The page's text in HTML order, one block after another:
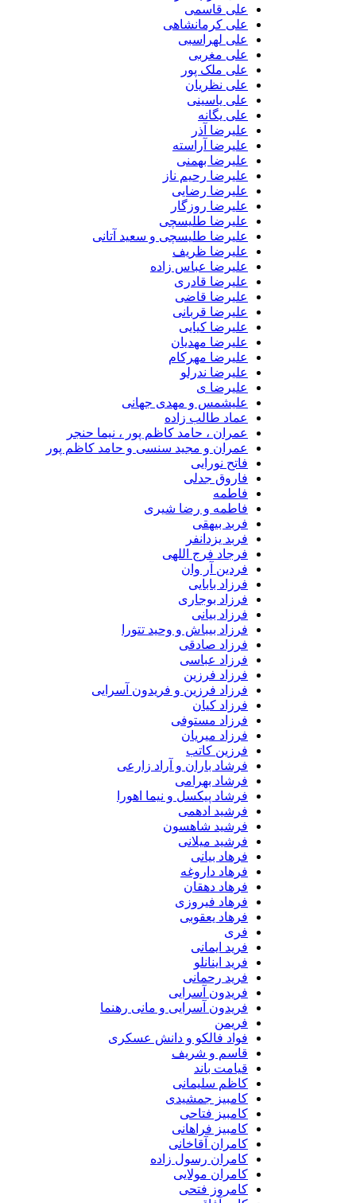
علی قاسمی
علی کرمانشاهی
علی لهراسبی
علی مغربی
علی ملک پور
علی نظریان
علی یاسینی
علی یگانه
علیرضا آذر
علیرضا آراسته
علیرضا بهمنی
علیرضا رحیم ناز
علیرضا رضایی
علیرضا روزگار
علیرضا طلیسچی
علیرضا طلیسچی و سعید آتانی
علیرضا ظریف
علیرضا عباس زاده
علیرضا قادری
علیرضا قاضی
علیرضا قربانی
علیرضا کیایی
علیرضا مهدیان
علیرضا مهرکام
علیرضا ندرلو
علیرضا ی
علیشمس و مهدی جهانی
عماد طالب زاده
عمران ، حامد کاظم پور ، نیما حنجر
عمران و مجید سنسی و حامد کاظم پور
فاتح نورایی
فاروق جدلی
فاطمه
فاطمه و رضا شیری
فربد بیهقی
فربد یزدانفر
فرجاد فرج اللهی
فردین آر وان
فرزاد بابایی
فرزاد بوجاری
فرزاد بیانی
فرزاد بیباش و وحید تتورا
فرزاد صادقی
فرزاد عباسی
فرزاد فرزین
فرزاد فرزین و فریدون آسرایی
فرزاد کیان
فرزاد مستوفی
فرزاد میریان
فرزین کاتب
فرشاد باران و آراد زارعی
فرشاد بهرامی
فرشاد پیکسل و نیما اهورا
فرشید ادهمی
فرشید شاهسون
فرشید میلانی
فرهاد بیانی
فرهاد داروغه
فرهاد دهقان
فرهاد فیروزی
فرهاد یعقوبی
فری
فرید ایمانی
فرید اینانلو
فرید رحمانی
فریدون آسرایی
فریدون آسرایی و مانی رهنما
فریمن
فواد فالکو و دانش عسکری
قاسم و شریف
قیامت باند
کاظم سلیمانی
کامبیز جمشیدی
کامبیز فتاحی
کامبیز فراهانی
کامران آقاخانی
کامران رسول زاده
کامران مولایی
کامروز فتحی